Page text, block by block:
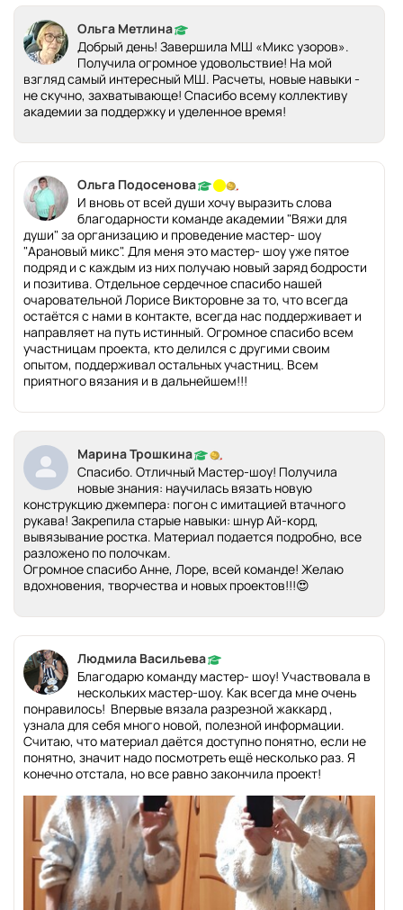
Ольга Метлина
Добрый день! Завершила МШ «Микс узоров».
Получила огромное удовольствие! На мой
взгляд самый интересный МШ. Расчеты, новые навыки -
не скучно, захватывающе! Спасибо всему коллективу
академии за поддержку и уделенное время!
Ольга Подосенова
И вновь от всей души хочу выразить слова
благодарности команде академии "Вяжи для
души" за организацию и проведение мастер- шоу
"Арановый микс". Для меня это мастер- шоу уже пятое
подряд и с каждым из них получаю новый заряд бодрости
и позитива. Отдельное сердечное спасибо нашей
очаровательной Лорисе Викторовне за то, что всегда
остаётся с нами в контакте, всегда нас поддерживает и
направляет на путь истинный. Огромное спасибо всем
участницам проекта, кто делился с другими своим
опытом, поддерживал остальных участниц. Всем
приятного вязания и в дальнейшем!!!
Марина Трошкина
Спасибо. Отличный Мастер-шоу! Получила
новые знания: научилась вязать новую
конструкцию джемпера: погон с имитацией втачного
рукава! Закрепила старые навыки: шнур Ай-корд,
вывязывание ростка. Материал подается подробно, все
разложено по полочкам.
Огромное спасибо Анне, Лоре, всей команде! Желаю
вдохновения, творчества и новых проектов!!!😍
Людмила Васильева
Благодарю команду мастер- шоу! Участвовала в
нескольких мастер-шоу. Как всегда мне очень
понравилось! Впервые вязала разрезной жаккард ,
узнала для себя много новой, полезной информации.
Считаю, что материал даётся доступно понятно, если не
понятно, значит надо посмотреть ещё несколько раз. Я
конечно отстала, но все равно закончила проект!